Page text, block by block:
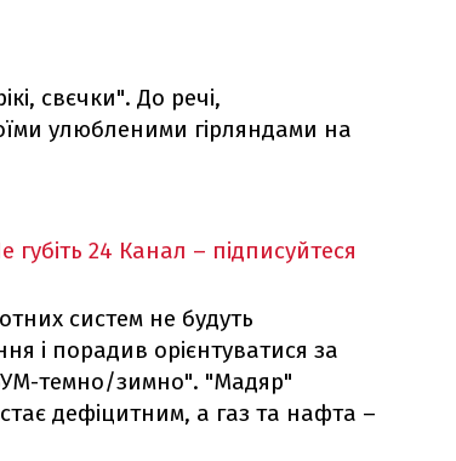
свєчки". До речі,
улюбленими гірляндами на
губіть 24 Канал – підписуйтеся
систем не будуть
і порадив орієнтуватися за
темно/зимно". "Мадяр"
дефіцитним, а газ та нафта –